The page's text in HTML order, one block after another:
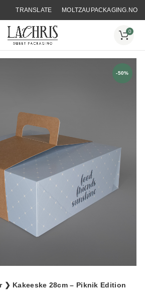
TRANSLATE MOLTZAUPACKAGING.NO
0
-50%
❯ Kakeeske 28cm – Piknik Edition